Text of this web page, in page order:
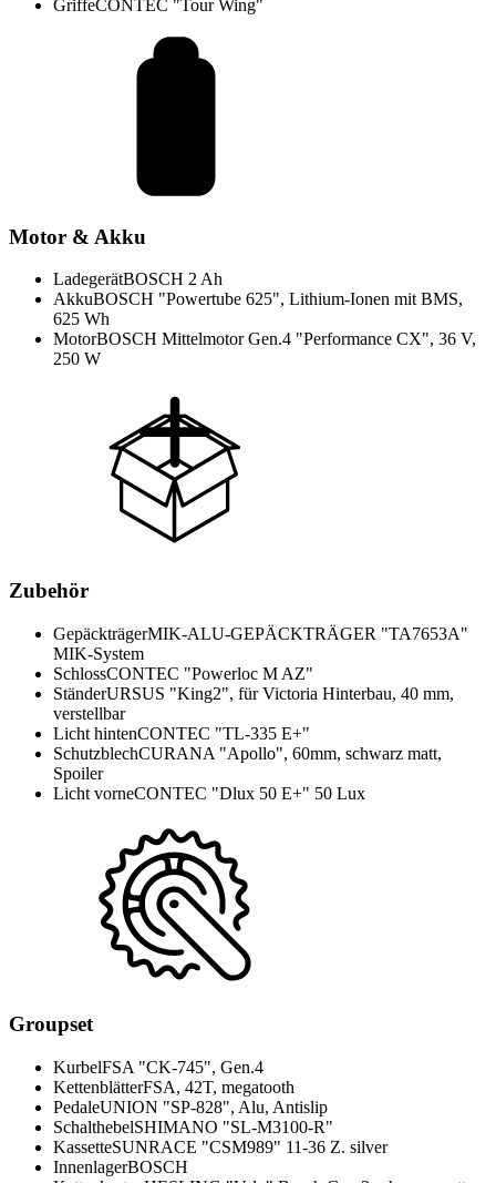
GriffeCONTEC "Tour Wing"
Motor & Akku
LadegerätBOSCH 2 Ah
AkkuBOSCH "Powertube 625", Lithium-Ionen mit BMS,
625 Wh
MotorBOSCH Mittelmotor Gen.4 "Performance CX", 36 V,
250 W
Zubehör
GepäckträgerMIK-ALU-GEPÄCKTRÄGER "TA7653A"
MIK-System
SchlossCONTEC "Powerloc M AZ"
StänderURSUS "King2", für Victoria Hinterbau, 40 mm,
verstellbar
Licht hintenCONTEC "TL-335 E+"
SchutzblechCURANA "Apollo", 60mm, schwarz matt,
Spoiler
Licht vorneCONTEC "Dlux 50 E+" 50 Lux
Groupset
KurbelFSA "CK-745", Gen.4
KettenblätterFSA, 42T, megatooth
PedaleUNION "SP-828", Alu, Antislip
SchalthebelSHIMANO "SL-M3100-R"
KassetteSUNRACE "CSM989" 11-36 Z. silver
InnenlagerBOSCH